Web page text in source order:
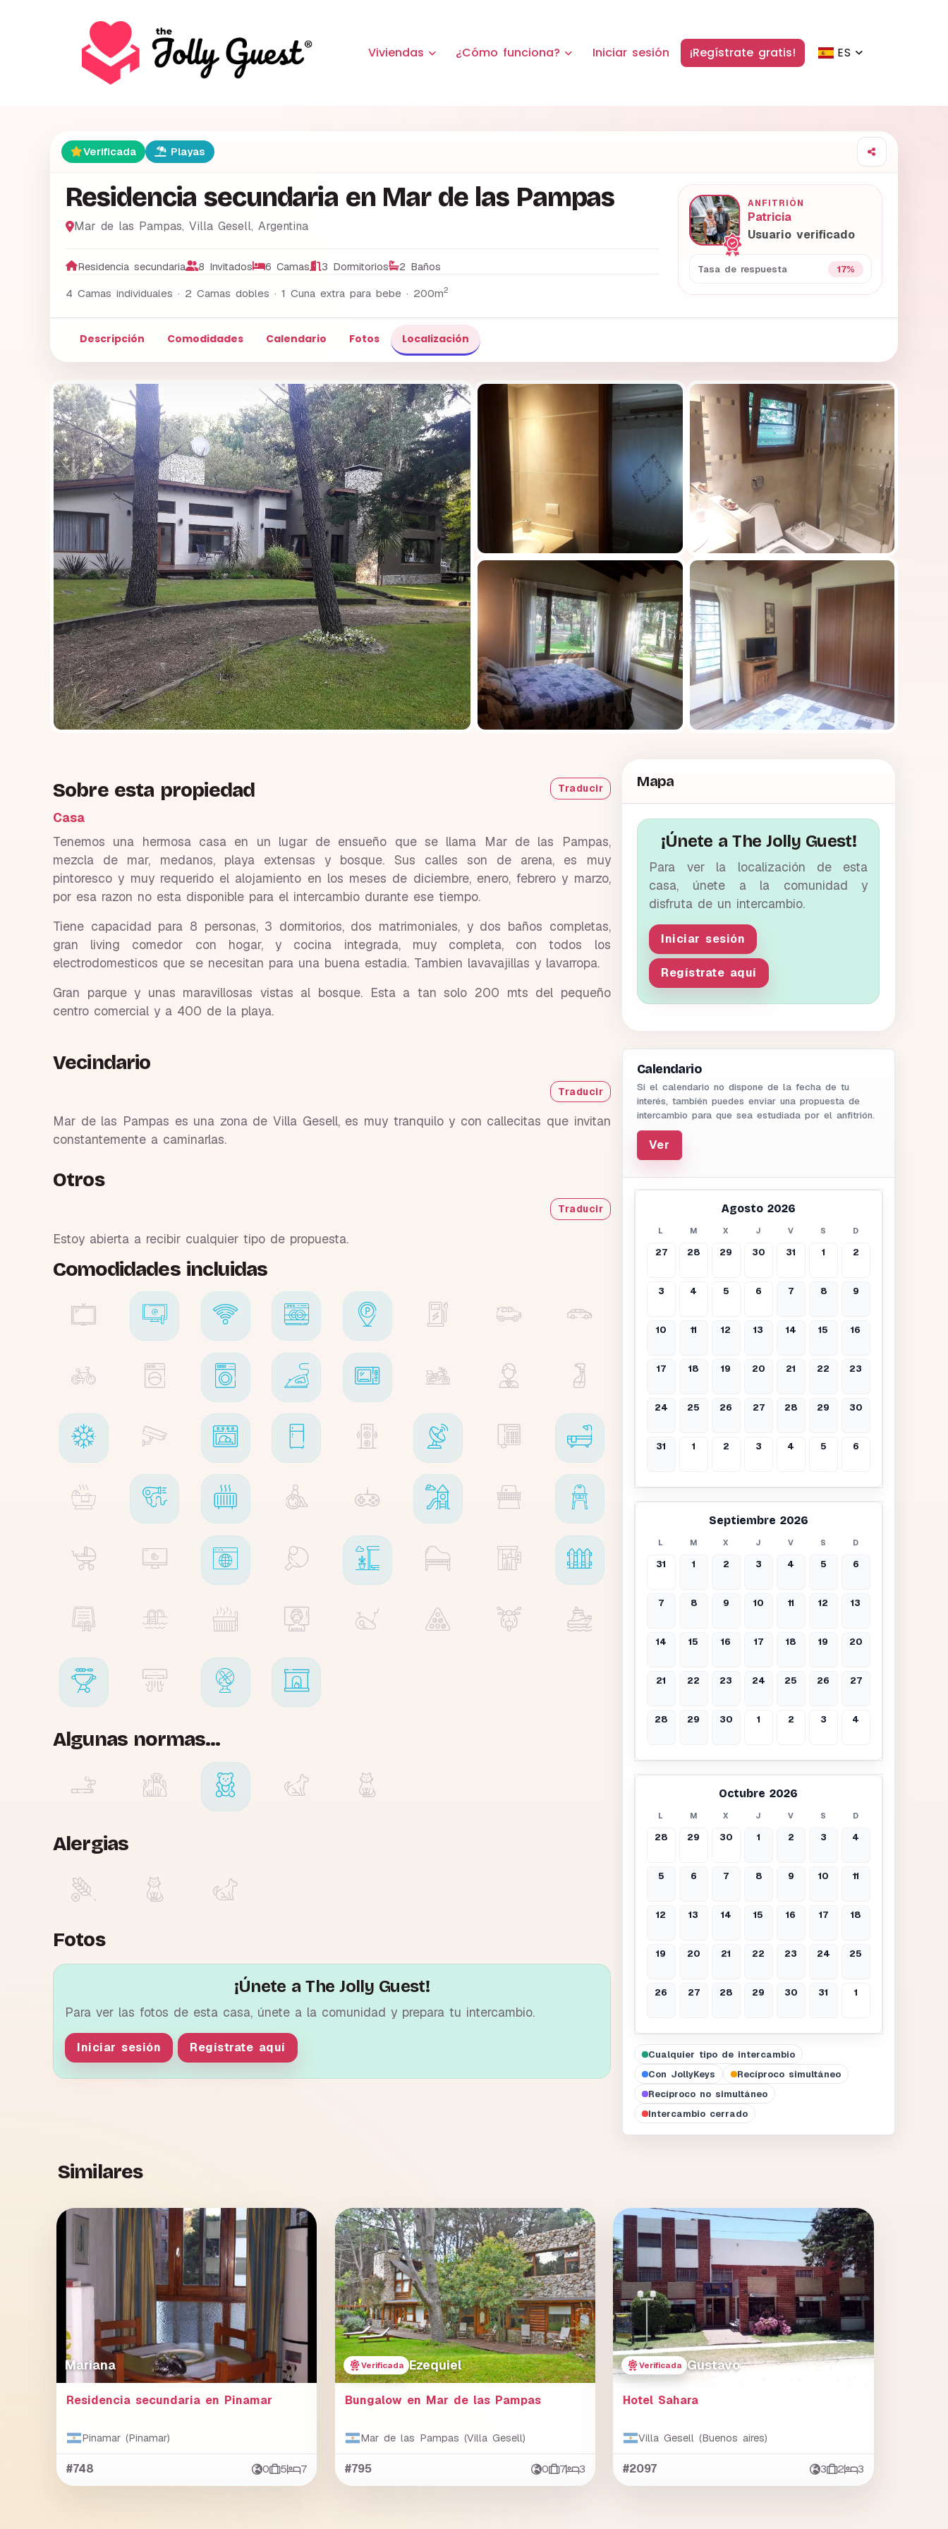
Viviendas ¿Cómo funciona? Iniciar sesión ¡Regístrate gratis! ES
Verificada Playas
Residencia secundaria en Mar de las Pampas
Mar de las Pampas, Villa Gesell, Argentina
Residencia secundaria 8 Invitados 6 Camas 3 Dormitorios 2 Baños
4 Camas individuales · 2 Camas dobles · 1 Cuna extra para bebe · 200m2
ANFITRIÓN
Patricia
Usuario verificado
Tasa de respuesta 17%
Descripción Comodidades Calendario Fotos Localización
Sobre esta propiedad
Casa
Traducir
Tenemos una hermosa casa en un lugar de ensueño que se llama Mar de las Pampas,
mezcla de mar, medanos, playa extensas y bosque. Sus calles son de arena, es muy
pintoresco y muy requerido el alojamiento en los meses de diciembre, enero, febrero y marzo,
por esa razon no esta disponible para el intercambio durante ese tiempo.
Tiene capacidad para 8 personas, 3 dormitorios, dos matrimoniales, y dos baños completas,
gran living comedor con hogar, y cocina integrada, muy completa, con todos los
electrodomesticos que se necesitan para una buena estadia. Tambien lavavajillas y lavarropa.
Gran parque y unas maravillosas vistas al bosque. Esta a tan solo 200 mts del pequeño
centro comercial y a 400 de la playa.
Vecindario
Traducir
Mar de las Pampas es una zona de Villa Gesell, es muy tranquilo y con callecitas que invitan
constantemente a caminarlas.
Otros
Traducir
Estoy abierta a recibir cualquier tipo de propuesta.
Comodidades incluidas
Algunas normas...
Alergias
Fotos
¡Únete a The Jolly Guest!
Para ver las fotos de esta casa, únete a la comunidad y prepara tu intercambio.
Iniciar sesión Regístrate aquí
Mapa
¡Únete a The Jolly Guest!
Para ver la localización de esta
casa, únete a la comunidad y
disfruta de un intercambio.
Iniciar sesión
Regístrate aquí
Calendario
Si el calendario no dispone de la fecha de tu
interés, también puedes enviar una propuesta de
intercambio para que sea estudiada por el anfitrión.
Ver
Agosto 2026
L M X J V S D
27 28 29 30 31 1 2
3 4 5 6 7 8 9
10 11 12 13 14 15 16
17 18 19 20 21 22 23
24 25 26 27 28 29 30
31 1 2 3 4 5 6
Septiembre 2026
L M X J V S D
31 1 2 3 4 5 6
7 8 9 10 11 12 13
14 15 16 17 18 19 20
21 22 23 24 25 26 27
28 29 30 1 2 3 4
Octubre 2026
L M X J V S D
28 29 30 1 2 3 4
5 6 7 8 9 10 11
12 13 14 15 16 17 18
19 20 21 22 23 24 25
26 27 28 29 30 31 1
Cualquier tipo de intercambio
Con JollyKeys
Recíproco simultáneo
Recíproco no simultáneo
Intercambio cerrado
Similares
Mariana
Residencia secundaria en Pinamar
Pinamar (Pinamar)
#748 0 5 7
Verificada Ezequiel
Bungalow en Mar de las Pampas
Mar de las Pampas (Villa Gesell)
#795 0 7 3
Verificada Gustavo
Hotel Sahara
Villa Gesell (Buenos aires)
#2097 3 2 3